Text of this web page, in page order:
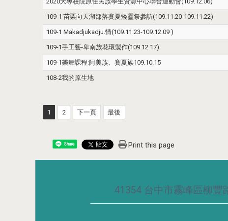
109-1 苗栗向天湖部落賽夏矮靈祭參訪(109.11.20-109.11.22)
109-1 Makadjukadju.情(109.11.23-109.12.09 )
109-1手工藝-卑南族花環製作(109.12.17)
109-1樂舞課程:阿美族、賽夏族109.10.15
108-2我的原生地
1 2 下一頁 最後
Share Print this page
41354 台中市霧峰區柳